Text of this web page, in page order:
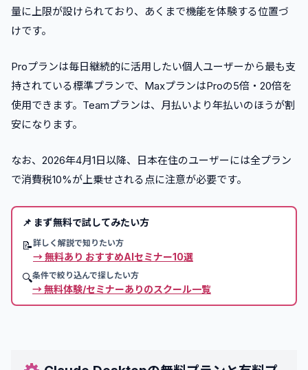
量に上限が設けられており、あくまで機能を体験する位置づ
けです。
Proプランは毎日継続的に活用したい個人ユーザーから最も支
持されている標準プランで、MaxプランはProの5倍・20倍を
使用できます。Teamプランは、月払いより年払いのほうが割
安になります。
なお、2026年4月1日以降、日本在住のユーザーには全プラン
で消費税10%が上乗せされる点に注意が必要です。
📌 まず無料で試してみたい方
📝詳しく解説で知りたい方
→無料あり おすすめAIセミナー10選
🔍条件で絞り込んで探したい方
→無料体験/セミナーありのスクール一覧